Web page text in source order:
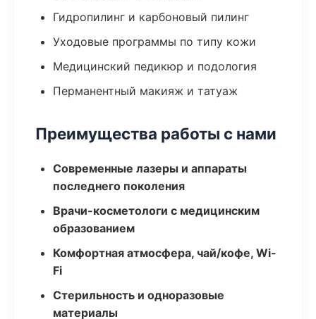
Гидропилинг и карбоновый пилинг
Уходовые программы по типу кожи
Медицинский педикюр и подология
Перманентный макияж и татуаж
Преимущества работы с нами
Современные лазеры и аппараты
последнего поколения
Врачи-косметологи с медицинским
образованием
Комфортная атмосфера, чай/кофе, Wi-
Fi
Стерильность и одноразовые
материалы